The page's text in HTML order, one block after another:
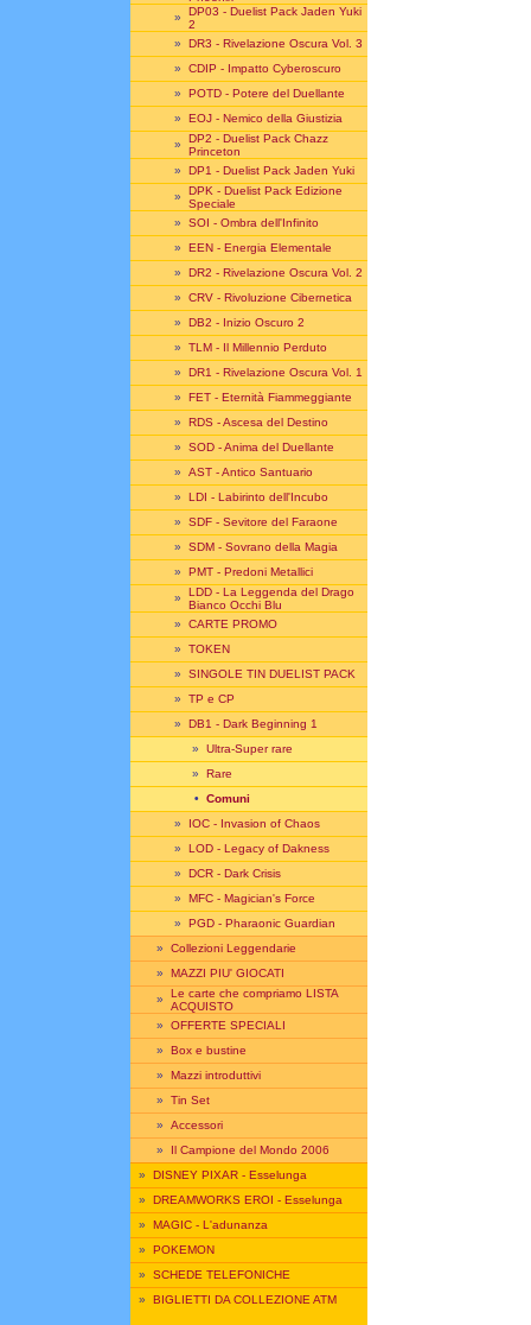
» DP03 - Duelist Pack Jaden Yuki
2
» DR3 - Rivelazione Oscura Vol. 3
» CDIP - Impatto Cyberoscuro
» POTD - Potere del Duellante
» EOJ - Nemico della Giustizia
» DP2 - Duelist Pack Chazz
Princeton
» DP1 - Duelist Pack Jaden Yuki
» DPK - Duelist Pack Edizione
Speciale
» SOI - Ombra dell'Infinito
» EEN - Energia Elementale
» DR2 - Rivelazione Oscura Vol. 2
» CRV - Rivoluzione Cibernetica
» DB2 - Inizio Oscuro 2
» TLM - Il Millennio Perduto
» DR1 - Rivelazione Oscura Vol. 1
» FET - Eternità Fiammeggiante
» RDS - Ascesa del Destino
» SOD - Anima del Duellante
» AST - Antico Santuario
» LDI - Labirinto dell'Incubo
» SDF - Sevitore del Faraone
» SDM - Sovrano della Magia
» PMT - Predoni Metallici
» LDD - La Leggenda del Drago
Bianco Occhi Blu
» CARTE PROMO
» TOKEN
» SINGOLE TIN DUELIST PACK
» TP e CP
» DB1 - Dark Beginning 1
» Ultra-Super rare
» Rare
• Comuni
» IOC - Invasion of Chaos
» LOD - Legacy of Dakness
» DCR - Dark Crisis
» MFC - Magician's Force
» PGD - Pharaonic Guardian
» Collezioni Leggendarie
» MAZZI PIU' GIOCATI
» Le carte che compriamo LISTA
ACQUISTO
» OFFERTE SPECIALI
» Box e bustine
» Mazzi introduttivi
» Tin Set
» Accessori
» Il Campione del Mondo 2006
» DISNEY PIXAR - Esselunga
» DREAMWORKS EROI - Esselunga
» MAGIC - L'adunanza
» POKEMON
» SCHEDE TELEFONICHE
» BIGLIETTI DA COLLEZIONE ATM